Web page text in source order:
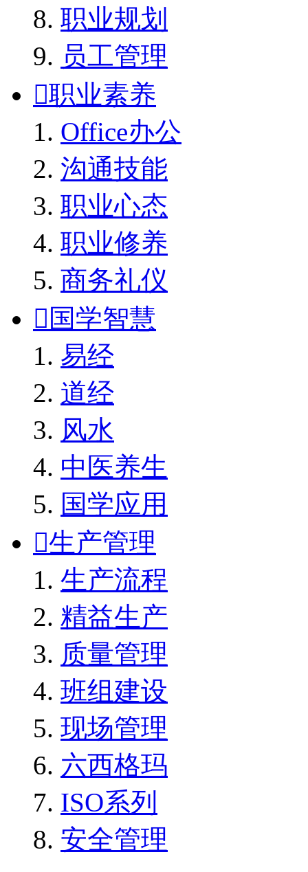
职业规划
员工管理
职业素养
Office办公
沟通技能
职业心态
职业修养
商务礼仪
国学智慧
易经
道经
风水
中医养生
国学应用
生产管理
生产流程
精益生产
质量管理
班组建设
现场管理
六西格玛
ISO系列
安全管理